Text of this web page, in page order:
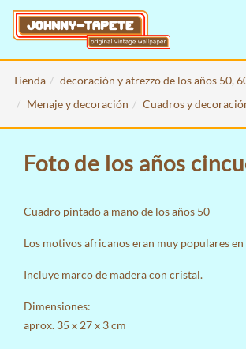
Tienda
decoración y atrezzo de los años 50,
Menaje y decoración
Cuadros y
Foto de los años
Cuadro pintado a mano de los años 50
Los motivos africanos eran muy populares en
Incluye marco de madera con cristal.
Dimensiones:
aprox. 35 x 27 x 3 cm